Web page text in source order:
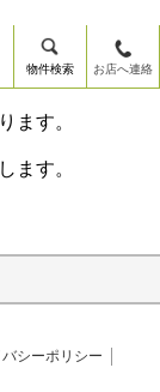
物件検索 お店へ連絡
ます。
ます。
シーポリシー